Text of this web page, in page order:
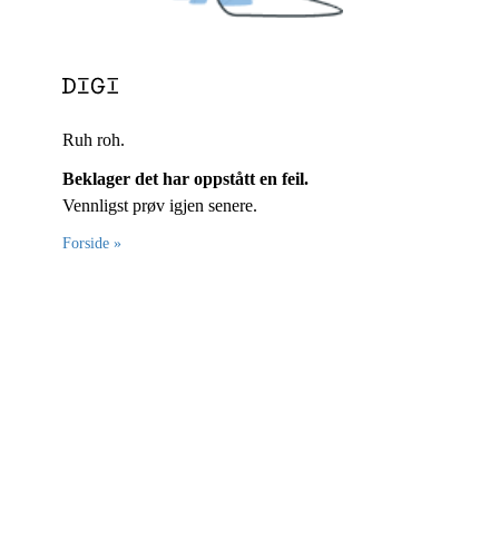
Ruh roh.
Beklager det har oppstått en feil.
Vennligst prøv igjen senere.
Forside »